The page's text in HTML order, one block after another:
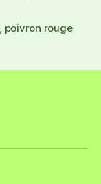
poivron rouge